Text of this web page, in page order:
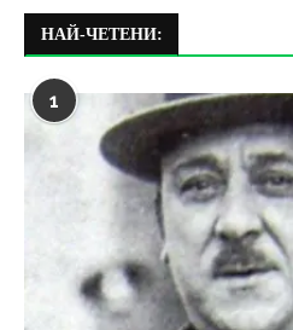
НАЙ-ЧЕТЕНИ:
1